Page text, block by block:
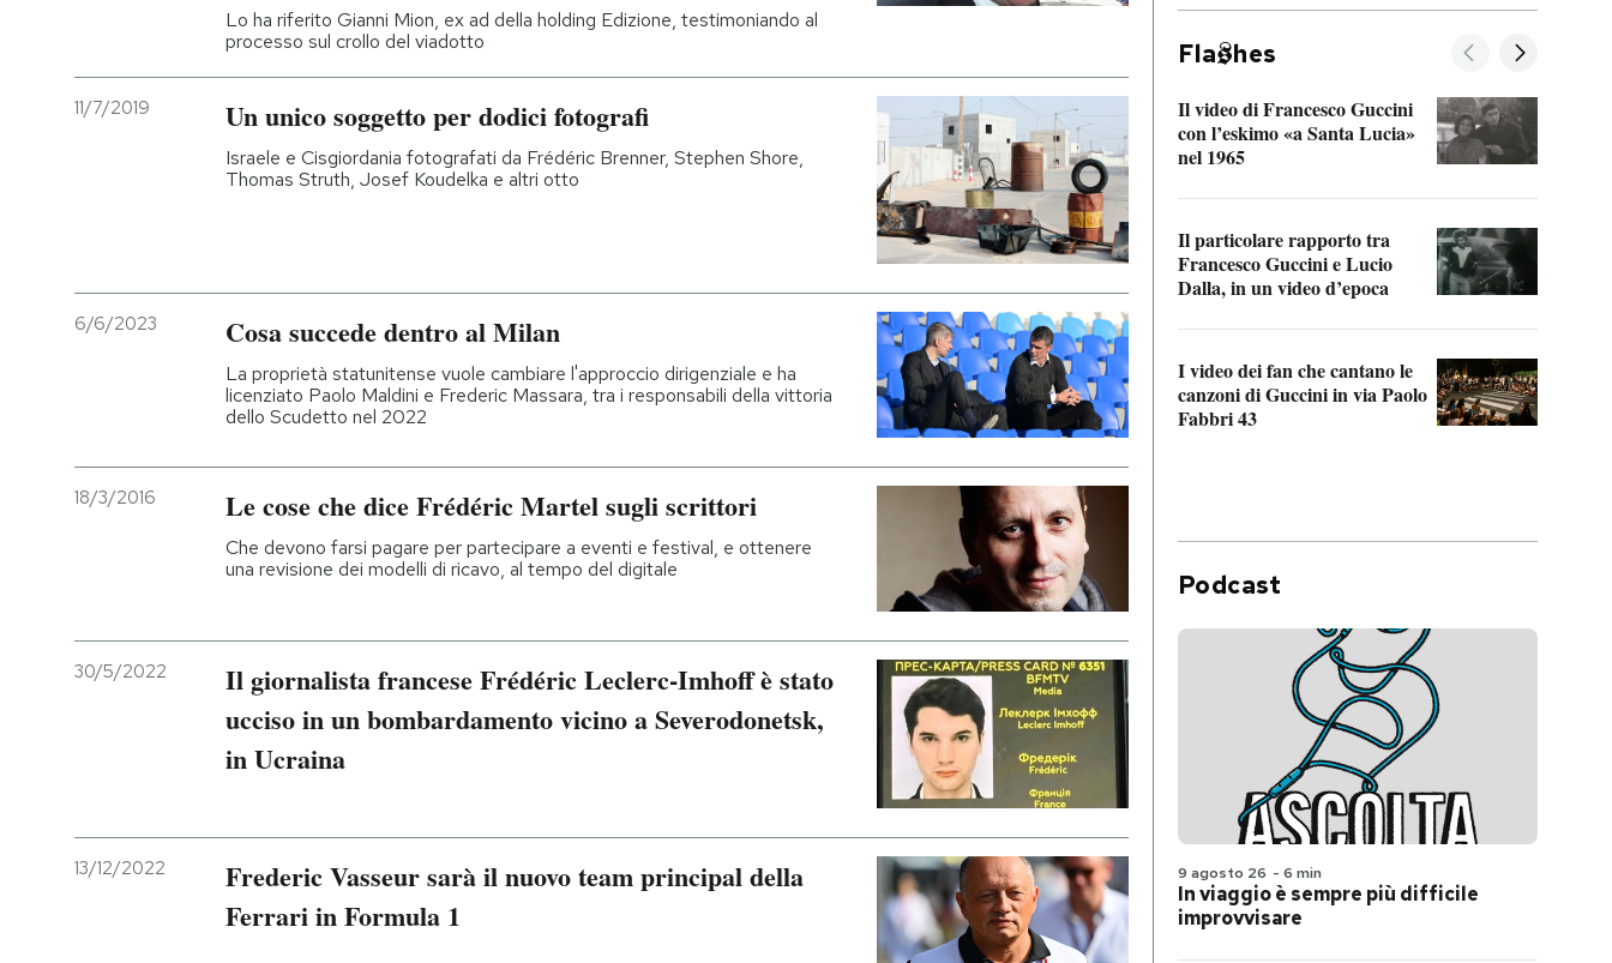
CALENDARIO
AREA PERSONALE
Lo ha riferito Gianni Mion, ex ad della holding Edizione, testimoniando al
processo sul crollo del viadotto
11/7/2019 Un unico soggetto per dodici fotografi
Israele e Cisgiordania fotografati da Frédéric Brenner, Stephen Shore,
Thomas Struth, Josef Koudelka e altri otto
6/6/2023 Cosa succede dentro al Milan
La proprietà statunitense vuole cambiare l'approccio dirigenziale e ha
licenziato Paolo Maldini e Frederic Massara, tra i responsabili della vittoria
dello Scudetto nel 2022
18/3/2016 Le cose che dice Frédéric Martel sugli scrittori
Che devono farsi pagare per partecipare a eventi e festival, e ottenere
una revisione dei modelli di ricavo, al tempo del digitale
30/5/2022
Il giornalista francese Frédéric Leclerc-Imhoff è stato
ucciso in un bombardamento vicino a Severodonetsk,
in Ucraina
13/12/2022
Frederic Vasseur sarà il nuovo team principal della
Ferrari in Formula 1
Fla hes
Il video di Francesco Guccini
con l’eskimo «a Santa Lucia»
nel 1965
Il particolare rapporto tra
Francesco Guccini e Lucio
Dalla, in un video d’epoca
I video dei fan che cantano le
canzoni di Guccini in via Paolo
Fabbri 43
Podcast
9 agosto 26 - 6 min
In viaggio è sempre più difficile
improvvisare